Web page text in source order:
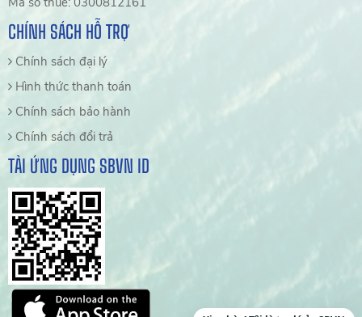
CHÍNH SÁCH HỖ TRỢ
Chính sách đại lý
Hình thức thanh toán
Chính sách bảo hành
Chính sách đổi trả
TẢI ỨNG DỤNG SBVN ID